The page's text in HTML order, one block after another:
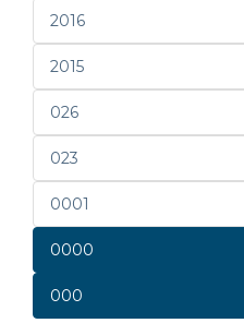
2016
2015
026
023
0001
0000
000